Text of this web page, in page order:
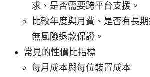
求、是否需要跨平台支援。
比較年度與月費、是否有長
無風險退款保證。
常見的性價比指標
每月成本與每位裝置成本